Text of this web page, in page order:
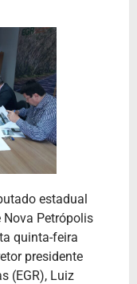
estadual
Nova Petrópolis
quinta-feira
presidente
(EGR), Luiz